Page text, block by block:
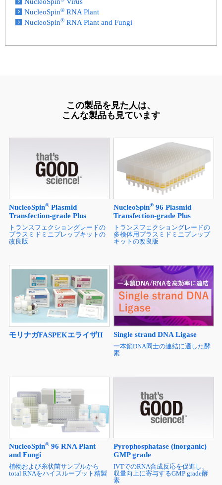
NucleoSpin
Virus
NucleoSpin® RNA Plant
NucleoSpin® RNA Plant and Fungi
この製品を見た人は、
こんな製品も見ています
NucleoSpin®Plasmid
Transfection-grade Plus
トランスフェクショングレードの
プラスミドミニプレップキットの
改良版
NucleoSpin® 96 Plasmid
Transfection-grade Plus
トランスフェクショングレードの
多検体用プラスミドミニプレップ
キットの改良版
モリナガFASPEKエライザII Single strand DNA Ligase
一本鎖DNA同士の連結に適した酵
素
NucleoSpin®96 RNA Plant
and Fungi
植物および糸状菌サンプルから
total RNAをハイスループット精製
Pyrophosphatase (inorganic)
GMP grade
IVTでのRNA合成反応を促進し、
収量向上に寄与するGMP grade酵
素